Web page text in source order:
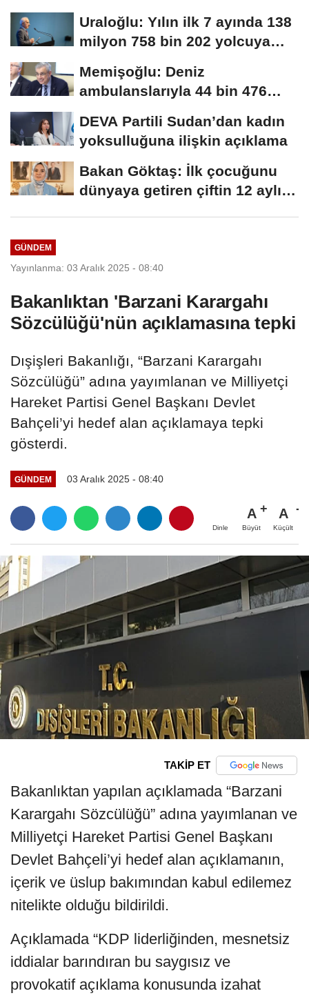
Uraloğlu: Yılın ilk 7 ayında 138
milyon 758 bin 202 yolcuya
Memişoğlu: Deniz
ambulanslarıyla 44 bin 476
DEVA Partili Sudan’dan kadın
yoksulluğuna ilişkin açıklama
Bakan Göktaş: İlk çocuğunu
dünyaya getiren çiftin 12 aylık
GÜNDEM
Yayınlanma: 03 Aralık 2025 - 08:40
Bakanlıktan 'Barzani Karargahı
Sözcülüğü'nün açıklamasına tepki
Dışişleri Bakanlığı, “Barzani Karargahı
Sözcülüğü” adına yayımlanan ve Milliyetçi
Hareket Partisi Genel Başkanı Devlet
Bahçeli’yi hedef alan açıklamaya tepki
gösterdi.
GÜNDEM 03 Aralık 2025 - 08:40
Dinle
A
Büyüt
A
Küçült
TAKİP ET
Bakanlıktan yapılan açıklamada “Barzani
Karargahı Sözcülüğü” adına yayımlanan ve
Milliyetçi Hareket Partisi Genel Başkanı
Devlet Bahçeli’yi hedef alan açıklamanın,
içerik ve üslup bakımından kabul edilemez
nitelikte olduğu bildirildi.
Açıklamada “KDP liderliğinden, mesnetsiz
iddialar barındıran bu saygısız ve
provokatif açıklama konusunda izahat